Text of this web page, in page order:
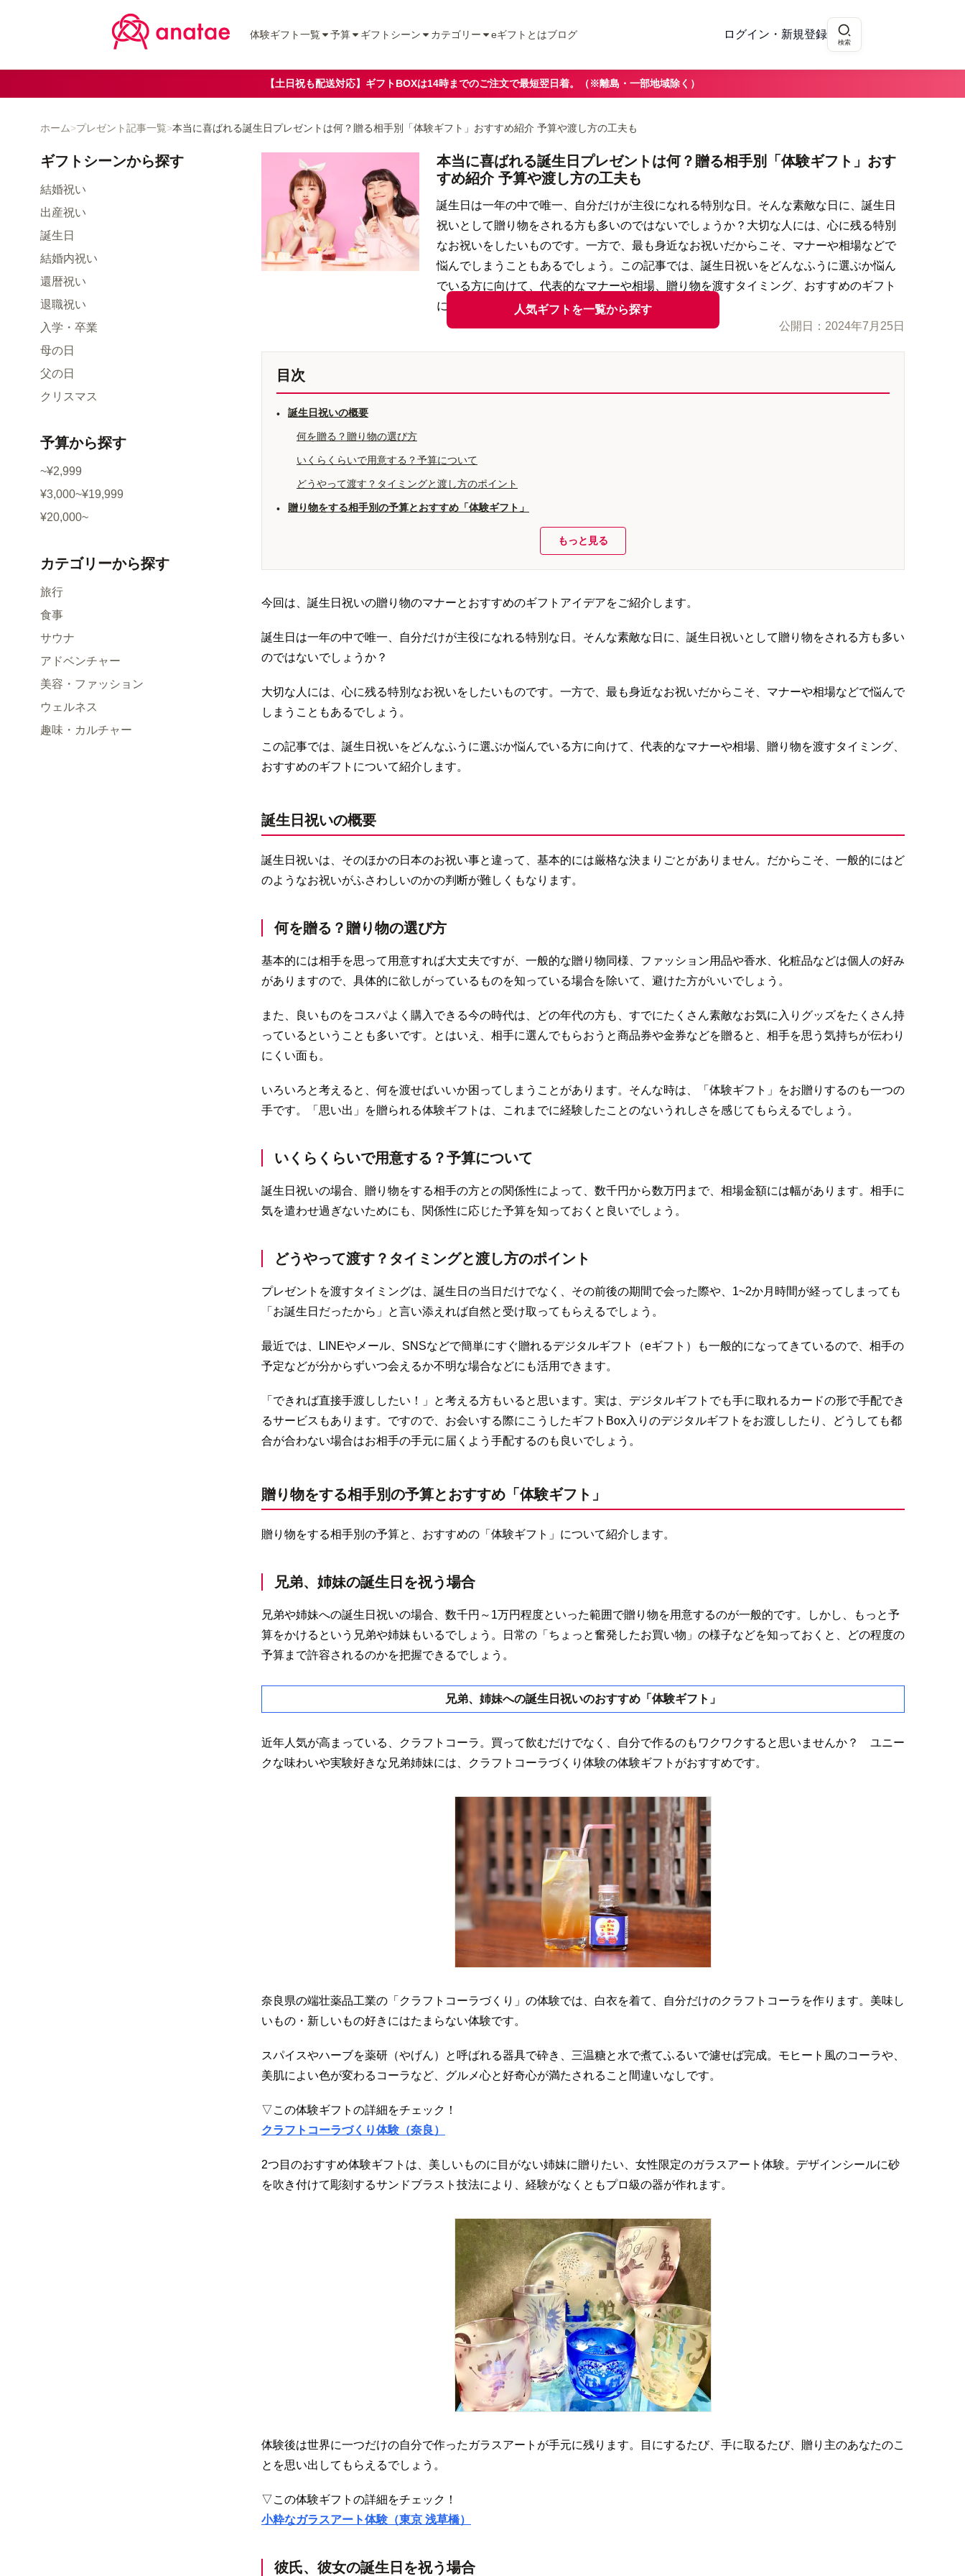
体験ギフト一覧 予算 ギフトシーン カテゴリー eギフトとはブログ ログイン・新規登録
検索
【土日祝も配送対応】ギフトBOXは14時までのご注文で最短翌日着。（※離島・一部地域除く）
ホーム>プレゼント記事一覧>本当に喜ばれる誕生日プレゼントは何？贈る相手別「体験ギフト」おすすめ紹介 予算や渡し方の工夫も
ギフトシーンから探す
結婚祝い
出産祝い
誕生日
結婚内祝い
還暦祝い
退職祝い
入学・卒業
母の日
父の日
クリスマス
予算から探す
~¥2,999
¥3,000~¥19,999
¥20,000~
カテゴリーから探す
旅行
食事
サウナ
アドベンチャー
美容・ファッション
ウェルネス
趣味・カルチャー
本当に喜ばれる誕生日プレゼントは何？贈る相手別「体験ギフト」おす
すめ紹介 予算や渡し方の工夫も
誕生日は一年の中で唯一、自分だけが主役になれる特別な日。そんな素敵な日に、誕生日
祝いとして贈り物をされる方も多いのではないでしょうか？大切な人には、心に残る特別
なお祝いをしたいものです。一方で、最も身近なお祝いだからこそ、マナーや相場などで
悩んでしまうこともあるでしょう。この記事では、誕生日祝いをどんなふうに選ぶか悩ん
でいる方に向けて、代表的なマナーや相場、贈り物を渡すタイミング、おすすめのギフト
について紹介します。
公開日： 2024年7月25日
人気ギフトを一覧から探す
目次
• 誕生日祝いの概要
何を贈る？贈り物の選び方
いくらくらいで用意する？予算について
どうやって渡す？タイミングと渡し方のポイント
• 贈り物をする相手別の予算とおすすめ「体験ギフト」
もっと見る
今回は、誕生日祝いの贈り物のマナーとおすすめのギフトアイデアをご紹介します。
誕生日は一年の中で唯一、自分だけが主役になれる特別な日。そんな素敵な日に、誕生日祝いとして贈り物をされる方も多い
のではないでしょうか？
大切な人には、心に残る特別なお祝いをしたいものです。一方で、最も身近なお祝いだからこそ、マナーや相場などで悩んで
しまうこともあるでしょう。
この記事では、誕生日祝いをどんなふうに選ぶか悩んでいる方に向けて、代表的なマナーや相場、贈り物を渡すタイミング、
おすすめのギフトについて紹介します。
誕生日祝いの概要
誕生日祝いは、そのほかの日本のお祝い事と違って、基本的には厳格な決まりごとがありません。だからこそ、一般的にはど
のようなお祝いがふさわしいのかの判断が難しくもなります。
何を贈る？贈り物の選び方
基本的には相手を思って用意すれば大丈夫ですが、一般的な贈り物同様、ファッション用品や香水、化粧品などは個人の好み
がありますので、具体的に欲しがっているものを知っている場合を除いて、避けた方がいいでしょう。
また、良いものをコスパよく購入できる今の時代は、どの年代の方も、すでにたくさん素敵なお気に入りグッズをたくさん持
っているということも多いです。とはいえ、相手に選んでもらおうと商品券や金券などを贈ると、相手を思う気持ちが伝わり
にくい面も。
いろいろと考えると、何を渡せばいいか困ってしまうことがあります。そんな時は、「体験ギフト」をお贈りするのも一つの
手です。「思い出」を贈られる体験ギフトは、これまでに経験したことのないうれしさを感じてもらえるでしょう。
いくらくらいで用意する？予算について
誕生日祝いの場合、贈り物をする相手の方との関係性によって、数千円から数万円まで、相場金額には幅があります。相手に
気を遣わせ過ぎないためにも、関係性に応じた予算を知っておくと良いでしょう。
どうやって渡す？タイミングと渡し方のポイント
プレゼントを渡すタイミングは、誕生日の当日だけでなく、その前後の期間で会った際や、1~2か月時間が経ってしまっても
「お誕生日だったから」と言い添えれば自然と受け取ってもらえるでしょう。
最近では、LINEやメール、SNSなどで簡単にすぐ贈れるデジタルギフト（eギフト）も一般的になってきているので、相手の
予定などが分からずいつ会えるか不明な場合などにも活用できます。
「できれば直接手渡ししたい！」と考える方もいると思います。実は、デジタルギフトでも手に取れるカードの形で手配でき
るサービスもあります。ですので、お会いする際にこうしたギフトBox入りのデジタルギフトをお渡ししたり、どうしても都
合が合わない場合はお相手の手元に届くよう手配するのも良いでしょう。
贈り物をする相手別の予算とおすすめ「体験ギフト」
贈り物をする相手別の予算と、おすすめの「体験ギフト」について紹介します。
兄弟、姉妹の誕生日を祝う場合
兄弟や姉妹への誕生日祝いの場合、数千円～1万円程度といった範囲で贈り物を用意するのが一般的です。しかし、もっと予
算をかけるという兄弟や姉妹もいるでしょう。日常の「ちょっと奮発したお買い物」の様子などを知っておくと、どの程度の
予算まで許容されるのかを把握できるでしょう。
兄弟、姉妹への誕生日祝いのおすすめ「体験ギフト」
近年人気が高まっている、クラフトコーラ。買って飲むだけでなく、自分で作るのもワクワクすると思いませんか？ ユニー
クな味わいや実験好きな兄弟姉妹には、クラフトコーラづくり体験の体験ギフトがおすすめです。
奈良県の端壮薬品工業の「クラフトコーラづくり」の体験では、白衣を着て、自分だけのクラフトコーラを作ります。美味し
いもの・新しいもの好きにはたまらない体験です。
スパイスやハーブを薬研（やげん）と呼ばれる器具で砕き、三温糖と水で煮てふるいで濾せば完成。モヒート風のコーラや、
美肌によい色が変わるコーラなど、グルメ心と好奇心が満たされること間違いなしです。
▽この体験ギフトの詳細をチェック！
クラフトコーラづくり体験（奈良）
2つ目のおすすめ体験ギフトは、美しいものに目がない姉妹に贈りたい、女性限定のガラスアート体験。デザインシールに砂
を吹き付けて彫刻するサンドブラスト技法により、経験がなくともプロ級の器が作れます。
体験後は世界に一つだけの自分で作ったガラスアートが手元に残ります。目にするたび、手に取るたび、贈り主のあなたのこ
とを思い出してもらえるでしょう。
▽この体験ギフトの詳細をチェック！
小粋なガラスアート体験（東京 浅草橋）
彼氏、彼女の誕生日を祝う場合